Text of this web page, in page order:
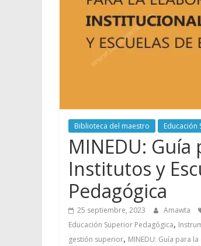
Biblioteca del maestro Educación
MINEDU:
Institutos y
Pedagógica
25 septiembre, 2023 Amawta
Educación Superior Pedagógica,
gestión superior, MINEDU: Guía para